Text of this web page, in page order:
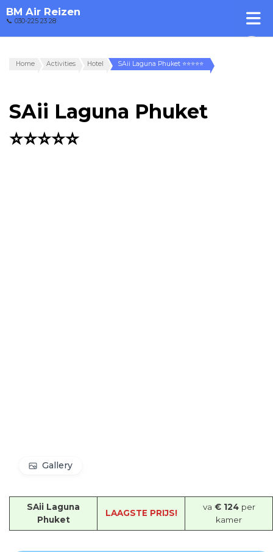
BM Air Reizen
📞 030-225 23 28
Home Activities Hotel SAii Laguna Phuket ⭐⭐⭐⭐⭐
SAii Laguna Phuket
⭐⭐⭐⭐⭐
Gallery
SAii Laguna
Phuket
LAAGSTE PRIJS!
va € 124per
kamer